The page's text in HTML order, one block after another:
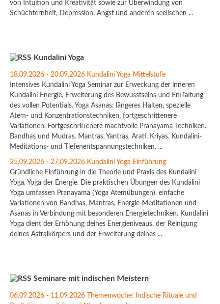
von Intuition und Kreativität sowie zur Überwindung von
Schüchternheit, Depression, Angst und anderen seelischen ...
Kundalini Yoga
18.09.2026 - 20.09.2026 Kundalini Yoga Mittelstufe
Intensives Kundalini Yoga Seminar zur Erweckung der inneren
Kundalini Energie, Erweiterung des Bewusstseins und Entfaltung
des vollen Potentials. Yoga Asanas: längeres Halten, spezielle
Atem- und Konzentrationstechniken, fortgeschrittenere
Variationen. Fortgeschrittenere machtvolle Pranayama Techniken.
Bandhas und Mudras. Mantras, Yantras, Arati, Kriyas. Kundalini-
Meditations- und Tiefenentspannungstechniken. ...
25.09.2026 - 27.09.2026 Kundalini Yoga Einführung
Gründliche Einführung in die Theorie und Praxis des Kundalini
Yoga, Yoga der Energie. Die praktischen Übungen des Kundalini
Yoga umfassen Pranayama (Yoga Atemübungen), einfache
Variationen von Bandhas, Mantras, Energie-Meditationen und
Asanas in Verbindung mit besonderen Energietechniken. Kundalini
Yoga dient der Erhöhung deines Energieniveaus, der Reinigung
deines Astralkörpers und der Erweiterung deines ...
Seminare mit indischen Meistern
06.09.2026 - 11.09.2026 Themenwoche: Indische Rituale und